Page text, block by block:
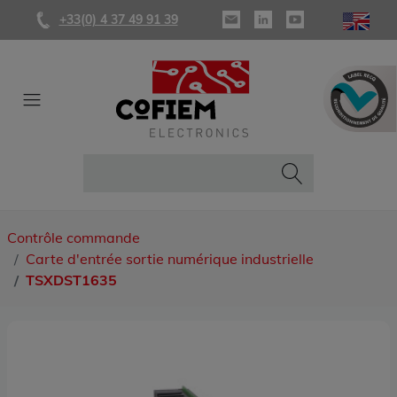
+33(0) 4 37 49 91 39
Contrôle commande
Carte d'entrée sortie numérique industrielle
TSXDST1635